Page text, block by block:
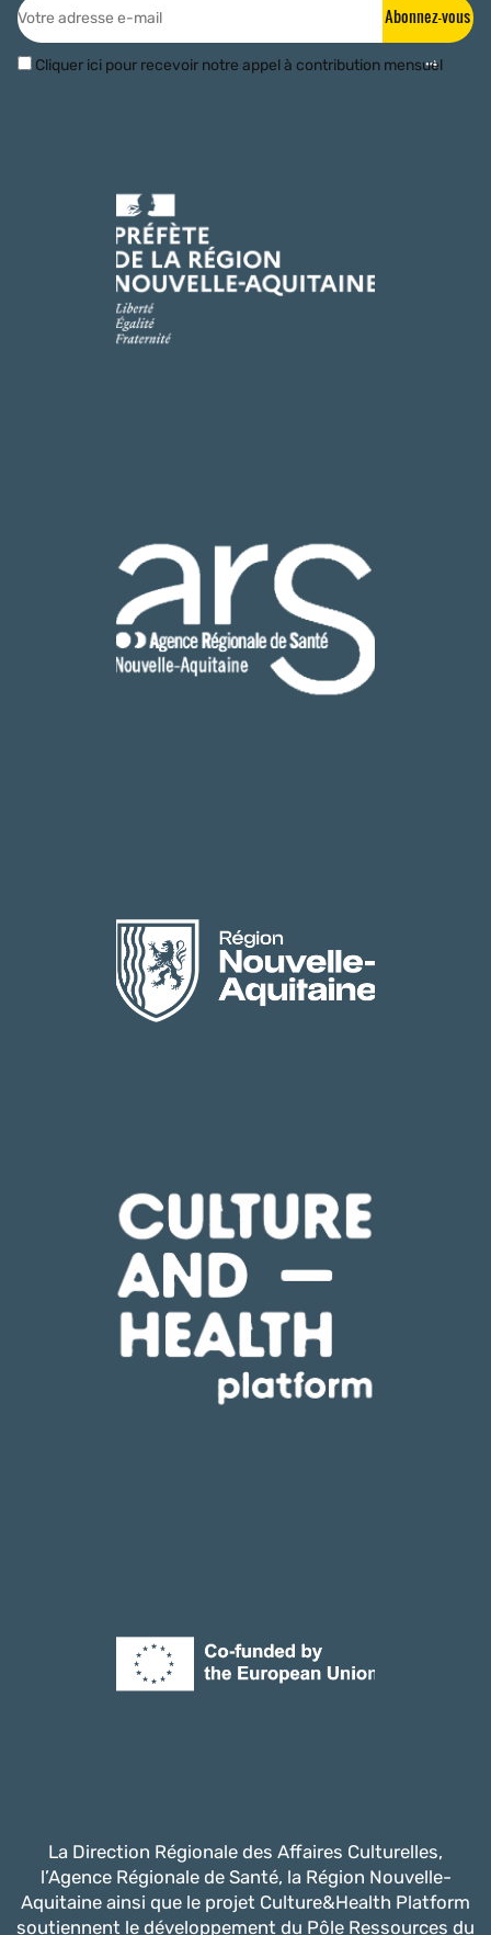
Abonnez-vous
Cliquer ici pour recevoir notre appel à contribution mensuel
La Direction Régionale des Affaires Culturelles,
l’Agence Régionale de Santé, la Région Nouvelle-
Aquitaine ainsi que le projet Culture&Health Platform
soutiennent le développement du Pôle Ressources du